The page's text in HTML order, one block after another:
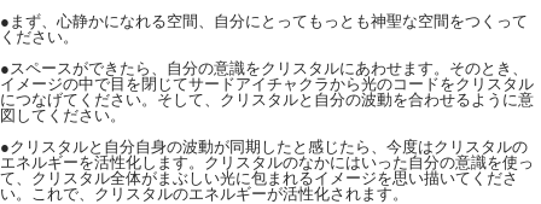
●まず、心静かになれる空間、自分にとってもっとも神聖な空間をつくって
ください。
●スペースができたら、自分の意識をクリスタルにあわせます。そのとき、
イメージの中で目を閉じてサードアイチャクラから光のコードをクリスタル
につなげてください。そして、クリスタルと自分の波動を合わせるように意
図してください。
●クリスタルと自分自身の波動が同期したと感じたら、今度はクリスタルの
エネルギーを活性化します。クリスタルのなかにはいった自分の意識を使っ
て、クリスタル全体がまぶしい光に包まれるイメージを思い描いてくださ
い。これで、クリスタルのエネルギーが活性化されます。